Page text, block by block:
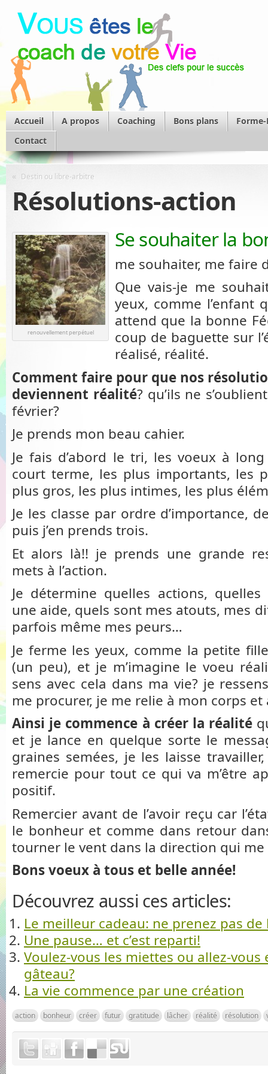
Accueil A propos Coaching Bons plans
Contact
« Destin ou libre-arbitre
Résolutions-action
renouvellement perpétuel
Se souhaiter la
me souhaiter, me faire
Que vais-je me
yeux, comme l’enfant
attend que la bonne
coup de baguette sur
réalisé, réalité.
Comment faire pour que nos
deviennent réalité? qu’ils ne
février?
Je prends mon beau cahier.
Je fais d’abord le tri, les voeux à
court terme, les plus importants, les
plus gros, les plus intimes, les plus
Je les classe par ordre d’importance,
puis j’en prends trois.
Et alors là!! je prends une grande
mets à l’action.
Je détermine quelles actions,
une aide, quels sont mes atouts, mes
parfois même mes peurs…
Je ferme les yeux, comme la petite
(un peu), et je m’imagine le voeu
sens avec cela dans ma vie? je
me procurer, je me relie à mon corps et
Ainsi je commence à créer la réalité
et je lance en quelque sorte le
graines semées, je les laisse
remercie pour tout ce qui va m’être
positif.
Remercier avant de l’avoir reçu car
le bonheur et comme dans retour
tourner le vent dans la direction qui
Bons voeux à tous et belle année!
Découvrez aussi ces articles:
Le meilleur cadeau: ne prenez pas
Une pause… et c’est reparti!
Voulez-vous les miettes ou allez-
gâteau?
La vie commence par une création
action bonheur créer futur gratitude lâcher réalité résolution